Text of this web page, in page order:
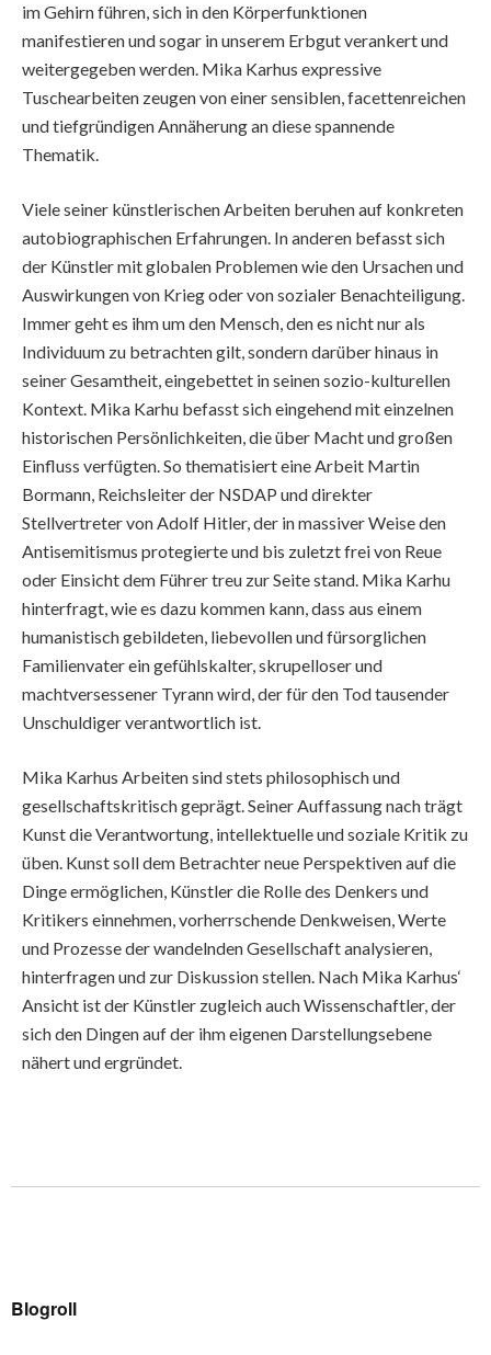
im Gehirn führen, sich in den Körperfunktionen
manifestieren und sogar in unserem Erbgut verankert und
weitergegeben werden. Mika Karhus expressive
Tuschearbeiten zeugen von einer sensiblen, facettenreichen
und tiefgründigen Annäherung an diese spannende
Thematik.
Viele seiner künstlerischen Arbeiten beruhen auf konkreten
autobiographischen Erfahrungen. In anderen befasst sich
der Künstler mit globalen Problemen wie den Ursachen und
Auswirkungen von Krieg oder von sozialer Benachteiligung.
Immer geht es ihm um den Mensch, den es nicht nur als
Individuum zu betrachten gilt, sondern darüber hinaus in
seiner Gesamtheit, eingebettet in seinen sozio-kulturellen
Kontext. Mika Karhu befasst sich eingehend mit einzelnen
historischen Persönlichkeiten, die über Macht und großen
Einfluss verfügten. So thematisiert eine Arbeit Martin
Bormann, Reichsleiter der NSDAP und direkter
Stellvertreter von Adolf Hitler, der in massiver Weise den
Antisemitismus protegierte und bis zuletzt frei von Reue
oder Einsicht dem Führer treu zur Seite stand. Mika Karhu
hinterfragt, wie es dazu kommen kann, dass aus einem
humanistisch gebildeten, liebevollen und fürsorglichen
Familienvater ein gefühlskalter, skrupelloser und
machtversessener Tyrann wird, der für den Tod tausender
Unschuldiger verantwortlich ist.
Mika Karhus Arbeiten sind stets philosophisch und
gesellschaftskritisch geprägt. Seiner Auffassung nach trägt
Kunst die Verantwortung, intellektuelle und soziale Kritik zu
üben. Kunst soll dem Betrachter neue Perspektiven auf die
Dinge ermöglichen, Künstler die Rolle des Denkers und
Kritikers einnehmen, vorherrschende Denkweisen, Werte
und Prozesse der wandelnden Gesellschaft analysieren,
hinterfragen und zur Diskussion stellen. Nach Mika Karhus‘
Ansicht ist der Künstler zugleich auch Wissenschaftler, der
sich den Dingen auf der ihm eigenen Darstellungsebene
nähert und ergründet.
Blogroll